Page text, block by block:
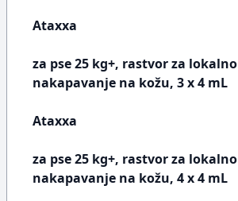
Ataxxa
za pse 25 kg+, rastvor za lokalno
nakapavanje na kožu, 3 x 4 mL
Ataxxa
za pse 25 kg+, rastvor za lokalno
nakapavanje na kožu, 4 x 4 mL